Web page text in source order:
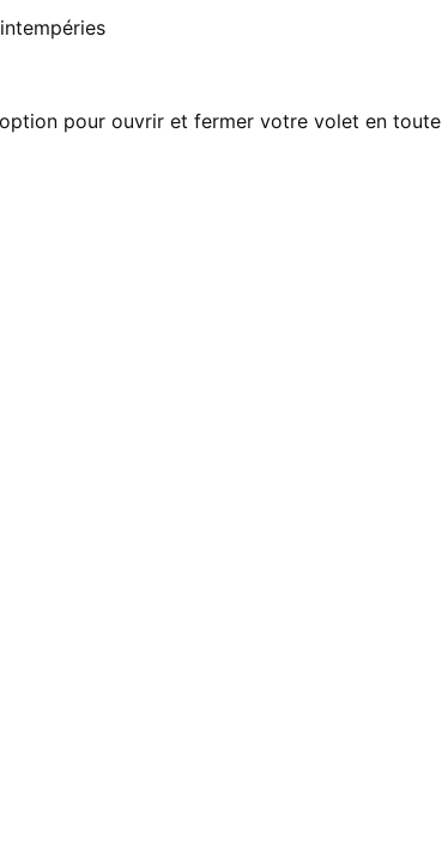
pour ouvrir et fermer votre volet en toute